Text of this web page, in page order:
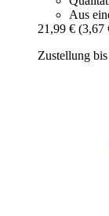
Aus
21,99 € (3,67
Zustellung